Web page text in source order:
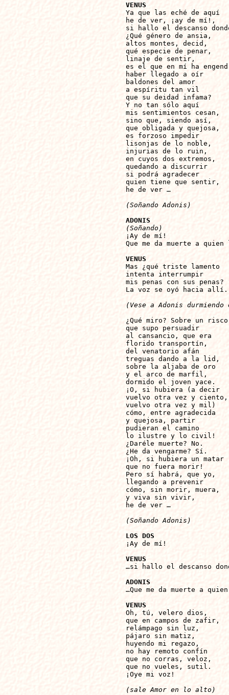
VENUS
Ya que las eché de aquí
he de ver, ¡ay de mí!,
si hallo el descanso
¿Qué género de ansia,
altos montes, decid,
qué especie de penar,
linaje de sentir,
es el que en mí ha
haber llegado a oír
baldones del amor
a espíritu tan vil
que su deidad infama?
Y no tan sólo aquí
mis sentimientos cesan,
sino que, siendo así,
que obligada y quejosa,
es forzoso impedir
lisonjas de lo noble,
injurias de lo ruin,
en cuyos dos extremos,
quedando a discurrir
si podrá agradecer
quien tiene que sentir,
he de ver …
(Soñando Adonis)
ADONIS
(Soñando)
¡Ay de mí!
Que me da muerte a
VENUS
Mas ¿qué triste lamento
intenta interrumpir
mis penas con sus penas?
La voz se oyó hacia allí.
(Vese a Adonis
¿Qué miro? Sobre un risco
que supo persuadir
al cansancio, que era
florido transportín,
del venatorio afán
treguas dando a la lid,
sobre la aljaba de oro
y el arco de marfil,
dormido el joven yace.
¡O, si hubiera (a decir
vuelvo otra vez y ciento,
vuelvo otra vez y mil)
cómo, entre agradecida
y quejosa, partir
pudieran el camino
lo ilustre y lo civil!
¿Daréle muerte? No.
¿He da vengarme? Sí.
¡Oh, si hubiera un matar
que no fuera morir!
Pero sí habrá, que yo,
llegando a prevenir
cómo, sin morir, muera,
y viva sin vivir,
he de ver …
(Soñando Adonis)
LOS DOS
¡Ay de mí!
VENUS
…si hallo el descanso
ADONIS
…Que me da muerte a
VENUS
Oh, tú, velero dios,
que en campos de zafir,
relámpago sin luz,
pájaro sin matiz,
huyendo mi regazo,
no hay remoto confín
que no corras, veloz,
que no vueles, sutil.
¡Oye mi voz!
(sale Amor en lo alto)